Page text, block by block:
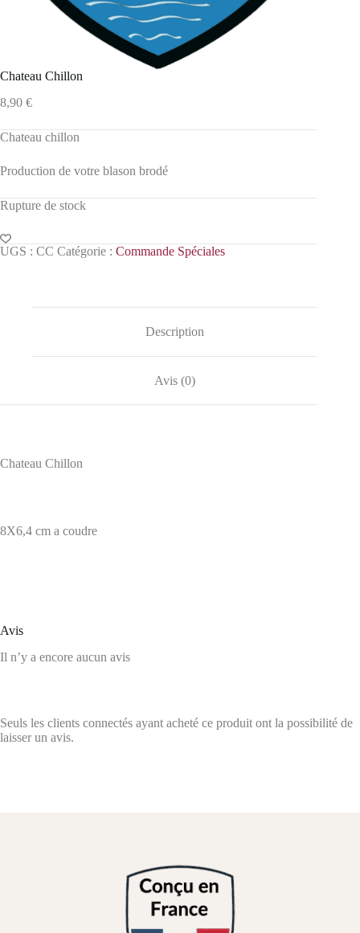
Chateau Chillon
8,90 €
Chateau chillon
Production de votre blason brodé
Rupture de stock
UGS : CC Catégorie : Commande Spéciales
Description
Avis (0)
Chateau Chillon
8X6,4 cm a coudre
Avis
Il n’y a encore aucun avis
Seuls les clients connectés ayant acheté ce produit ont la possibilité de
laisser un avis.